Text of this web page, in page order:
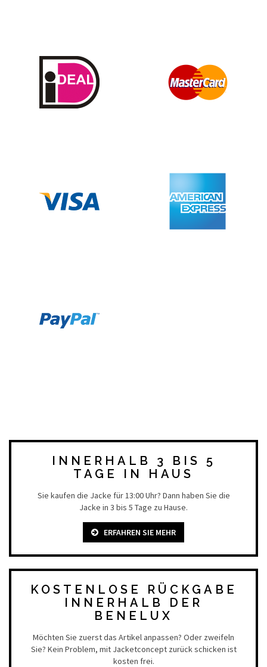
INNERHALB 3 BIS 5
TAGE IN HAUS
Sie kaufen die Jacke für 13:00 Uhr? Dann haben Sie die
Jacke in 3 bis 5 Tage zu Hause.
ERFAHREN SIE MEHR
KOSTENLOSE RÜCKGABE
INNERHALB DER
BENELUX
Möchten Sie zuerst das Artikel anpassen? Oder zweifeln
Sie? Kein Problem, mit Jacketconcept zurück schicken ist
kosten frei.